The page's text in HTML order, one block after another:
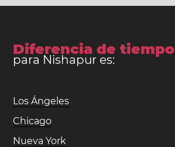
Diferencia de tiempo
para Nishapur es:
Los Ángeles
Chicago
Nueva York